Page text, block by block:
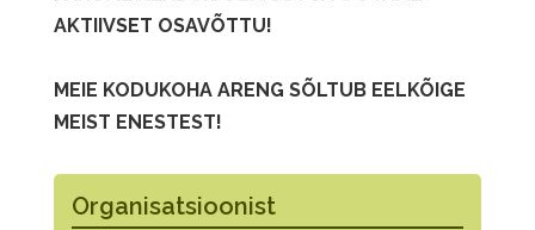
AKTIIVSET OSAVÕTTU!
MEIE KODUKOHA ARENG SÕLTUB EELKÕIGE
MEIST ENESTEST!
Organisatsioonist